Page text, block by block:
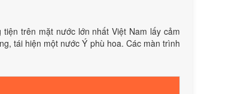
trên mặt nước lớn nhất Việt Nam lấy cảm
tái hiện một nước Ý phù hoa. Các màn trình